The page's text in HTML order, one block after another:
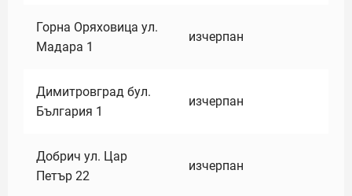
Горна Оряховица ул.
Мадара 1
изчерпан
Димитровград бул.
България 1
изчерпан
Добрич ул. Цар
Петър 22
изчерпан